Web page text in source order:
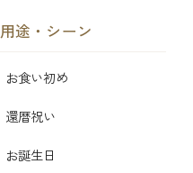
用途・シーン
お食い初め
還暦祝い
お誕生日